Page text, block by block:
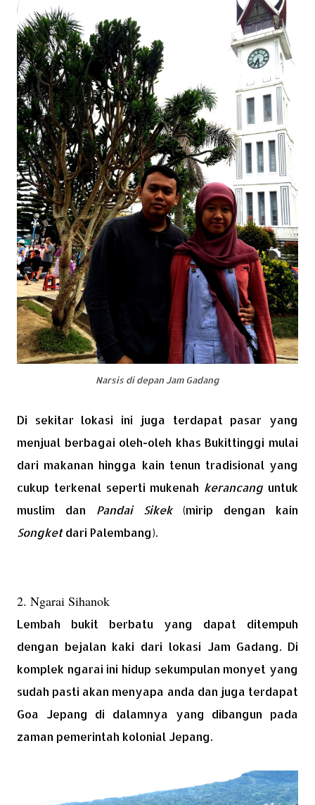
Narsis di depan Jam Gadang
Di sekitar lokasi ini juga terdapat pasar yang
menjual berbagai oleh-oleh khas Bukittinggi mulai
dari makanan hingga kain tenun tradisional yang
cukup terkenal seperti mukenah kerancang untuk
muslim dan Pandai Sikek(mirip dengan kain
Songketdari Palembang).
2. Ngarai Sihanok
Lembah bukit berbatu yang dapat ditempuh
dengan bejalan kaki dari lokasi Jam Gadang. Di
komplek ngarai ini hidup sekumpulan monyet yang
sudah pasti akan menyapa anda dan juga terdapat
Goa Jepang di dalamnya yang dibangun pada
zaman pemerintah kolonial Jepang.